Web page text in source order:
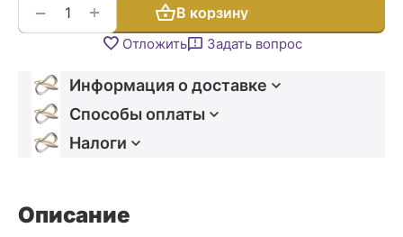
+
− В корзину
Отложить Задать вопрос
Информация о доставке
Способы оплаты
Налоги
Описание